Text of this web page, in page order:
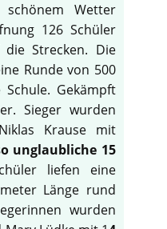
schönem Wetter
126 Schüler
Strecken. Die
Runde von 500
Gekämpft
Sieger wurden
Krause mit
unglaubliche 15
liefen eine
Länge rund
wurden